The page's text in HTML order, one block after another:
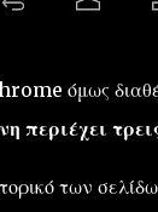
όμως
περιέχει
των